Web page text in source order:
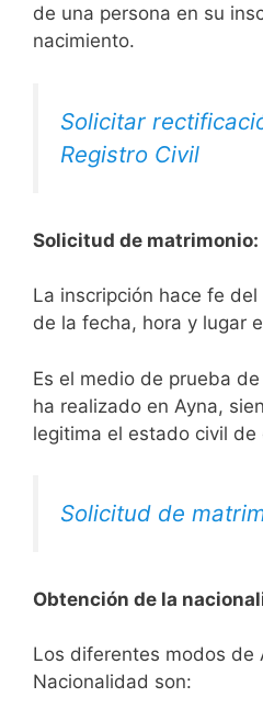
de una persona en su
nacimiento.
Solicitar
Registro Civil
Solicitud de matrimonio:
La inscripción hace fe
de la fecha, hora y lugar
Es el medio de prueba
ha realizado en Ayna,
legitima el estado civil de
Solicitud de
Obtención de la
​​​Los diferentes modos de
Nacionalidad son: